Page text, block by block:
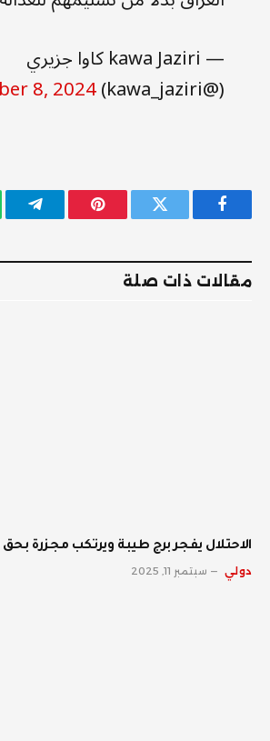
— kawa Jaziri كاوا جزيري
(@kawa_jaziri)
8, 2024
فيسبوك تويتر بينتيريست
مقالات ذات صلة
الاحتلال يفجر برج طيبة ويرتكب مجزرة
دولي سبتمبر 11, 2025